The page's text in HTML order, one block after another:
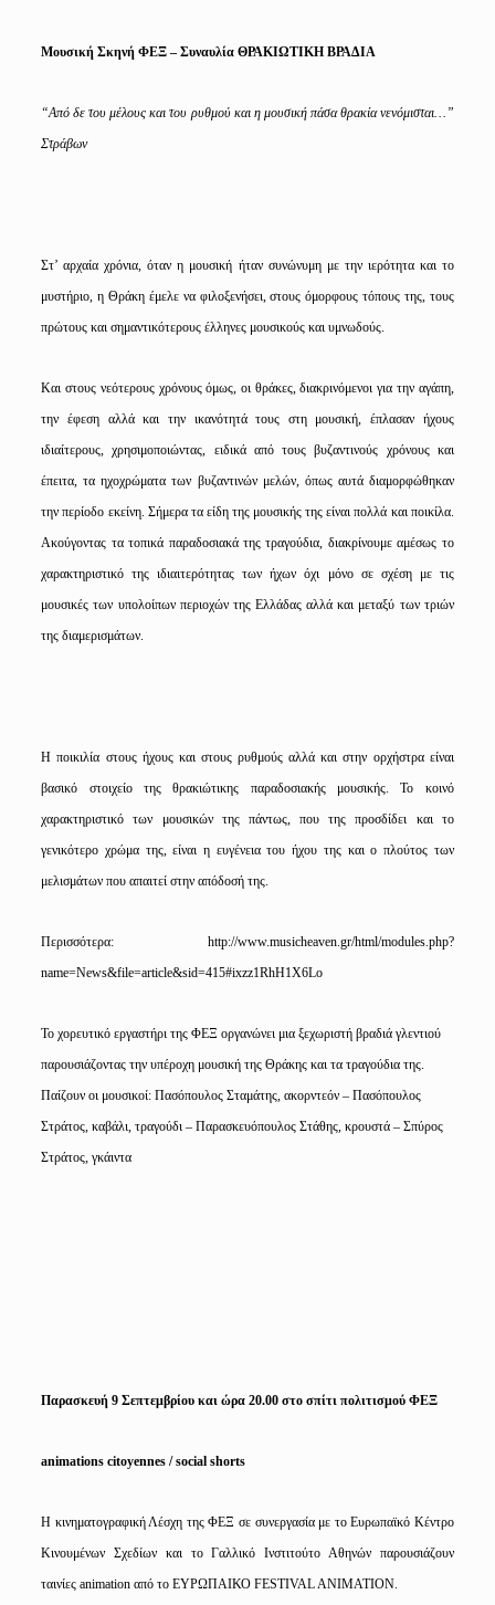
Μουσική Σκηνή ΦΕΞ – Συναυλία ΘΡΑΚΙΩΤΙΚΗ ΒΡΑΔΙΑ
“Από δε του μέλους και του ρυθμού και η μουσική πάσα θρακία νενόμισται…”
Στράβων
Στ’ αρχαία χρόνια, όταν η μουσική ήταν συνώνυμη με την ιερότητα και το
μυστήριο, η Θράκη έμελε να φιλοξενήσει, στους όμορφους τόπους της, τους
πρώτους και σημαντικότερους έλληνες μουσικούς και υμνωδούς.
Και στους νεότερους χρόνους όμως, οι θράκες, διακρινόμενοι για την αγάπη,
την έφεση αλλά και την ικανότητά τους στη μουσική, έπλασαν ήχους
ιδιαίτερους, χρησιμοποιώντας, ειδικά από τους βυζαντινούς χρόνους και
έπειτα, τα ηχοχρώματα των βυζαντινών μελών, όπως αυτά διαμορφώθηκαν
την περίοδο εκείνη. Σήμερα τα είδη της μουσικής της είναι πολλά και ποικίλα.
Ακούγοντας τα τοπικά παραδοσιακά της τραγούδια, διακρίνουμε αμέσως το
χαρακτηριστικό της ιδιαιτερότητας των ήχων όχι μόνο σε σχέση με τις
μουσικές των υπολοίπων περιοχών της Ελλάδας αλλά και μεταξύ των τριών
της διαμερισμάτων.
Η ποικιλία στους ήχους και στους ρυθμούς αλλά και στην ορχήστρα είναι
βασικό στοιχείο της θρακιώτικης παραδοσιακής μουσικής. Το κοινό
χαρακτηριστικό των μουσικών της πάντως, που της προσδίδει και το
γενικότερο χρώμα της, είναι η ευγένεια του ήχου της και ο πλούτος των
μελισμάτων που απαιτεί στην απόδοσή της.
Περισσότερα: http://www.musicheaven.gr/html/modules.php?
name=News&file=article&sid=415#ixzz1RhH1X6Lo
Το χορευτικό εργαστήρι της ΦΕΞ οργανώνει μια ξεχωριστή βραδιά γλεντιού
παρουσιάζοντας την υπέροχη μουσική της Θράκης και τα τραγούδια της.
Παίζουν οι μουσικοί: Πασόπουλος Σταμάτης, ακορντεόν – Πασόπουλος
Στράτος, καβάλι, τραγούδι – Παρασκευόπουλος Στάθης, κρουστά – Σπύρος
Στράτος, γκάιντα
Παρασκευή 9 Σεπτεμβρίου και ώρα 20.00 στο σπίτι πολιτισμού ΦΕΞ
animations citoyennes / social shorts
Η κινηματογραφική Λέσχη της ΦΕΞ σε συνεργασία με το Ευρωπαϊκό Κέντρο
Κινουμένων Σχεδίων και το Γαλλικό Ινστιτούτο Αθηνών παρουσιάζουν
ταινίες animation από το ΕΥΡΩΠΑΙΚΟ FESTIVAL ANIMATION.